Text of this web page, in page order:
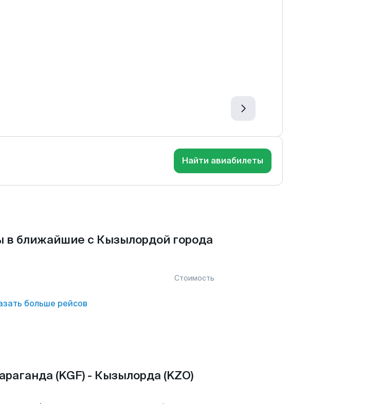
Найти авиабилеты
в ближайшие с Кызылордой города
Стоимость
больше рейсов
(KGF) - Кызылорда (KZO)